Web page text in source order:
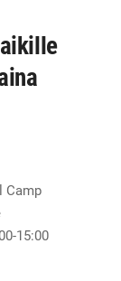
Camp
15:00